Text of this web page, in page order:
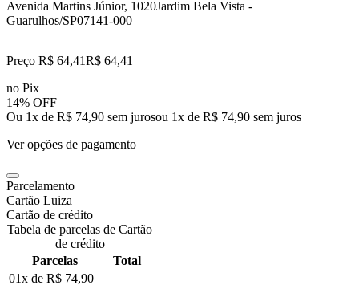
Avenida Martins Júnior, 1020Jardim Bela Vista -
Guarulhos/SP07141-000
Preço R$ 64,41R$ 64,41
no Pix
14% OFF
Ou 1x de R$ 74,90 sem jurosou 1x de R$ 74,90 sem juros
Ver opções de pagamento
Parcelamento
Cartão Luiza
Cartão de crédito
Tabela de parcelas de Cartão
de crédito
Parcelas
Total
01x de R$ 74,90